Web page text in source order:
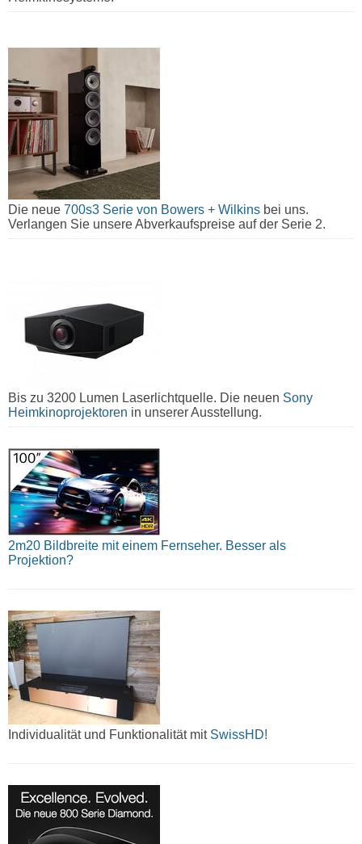
Die neue 700s3 Serie von Bowers + Wilkins bei uns.
Verlangen Sie unsere Abverkaufspreise auf der Serie 2.
Bis zu 3200 Lumen Laserlichtquelle. Die neuen Sony
Heimkinoprojektoren in unserer Ausstellung.
2m20 Bildbreite mit einem Fernseher. Besser als
Projektion?
Individualität und Funktionalität mitSwissHD!